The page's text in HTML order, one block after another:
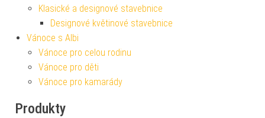
Klasické a designové stavebnice
Designové květinové stavebnice
Vánoce s Albi
Vánoce pro celou rodinu
Vánoce pro děti
Vánoce pro kamarády
Produkty